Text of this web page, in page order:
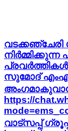
വടക്കഞ്ചേരി
നിർമ്മിക്കുന്ന
പ്രവർത്തികൾ
സുമോദ്
https://
വാട്സപ്പ്